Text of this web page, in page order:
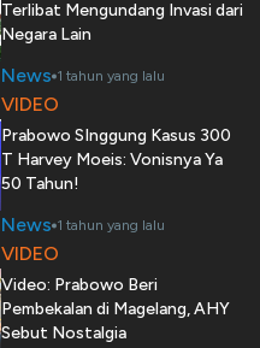
Terlibat Mengundang Invasi dari
Negara Lain
News 1 tahun yang lalu
VIDEO
Prabowo SInggung Kasus 300
T Harvey Moeis: Vonisnya Ya
50 Tahun!
News 1 tahun yang lalu
VIDEO
Video: Prabowo Beri
Pembekalan di Magelang, AHY
Sebut Nostalgia